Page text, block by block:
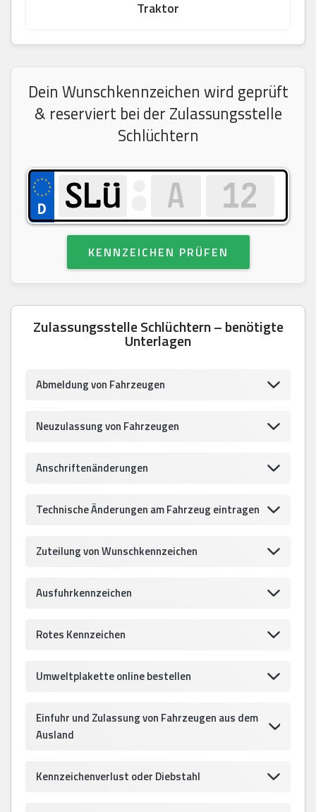
Traktor
Dein Wunschkennzeichen wird geprüft
& reserviert bei der Zulassungsstelle
Schlüchtern
KENNZEICHEN PRÜFEN
Zulassungsstelle Schlüchtern – benötigte
Unterlagen
Abmeldung von Fahrzeugen
Neuzulassung von Fahrzeugen
Anschriftenänderungen
Technische Änderungen am Fahrzeug eintragen
Zuteilung von Wunschkennzeichen
Ausfuhrkennzeichen
Rotes Kennzeichen
Umweltplakette online bestellen
Einfuhr und Zulassung von Fahrzeugen aus dem
Ausland
Kennzeichenverlust oder Diebstahl